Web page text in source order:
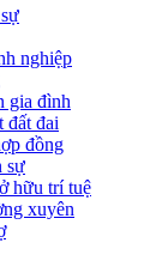
nghiệp
gia đình
đất đai
đồng
sự
hữu trí tuệ
xuyên